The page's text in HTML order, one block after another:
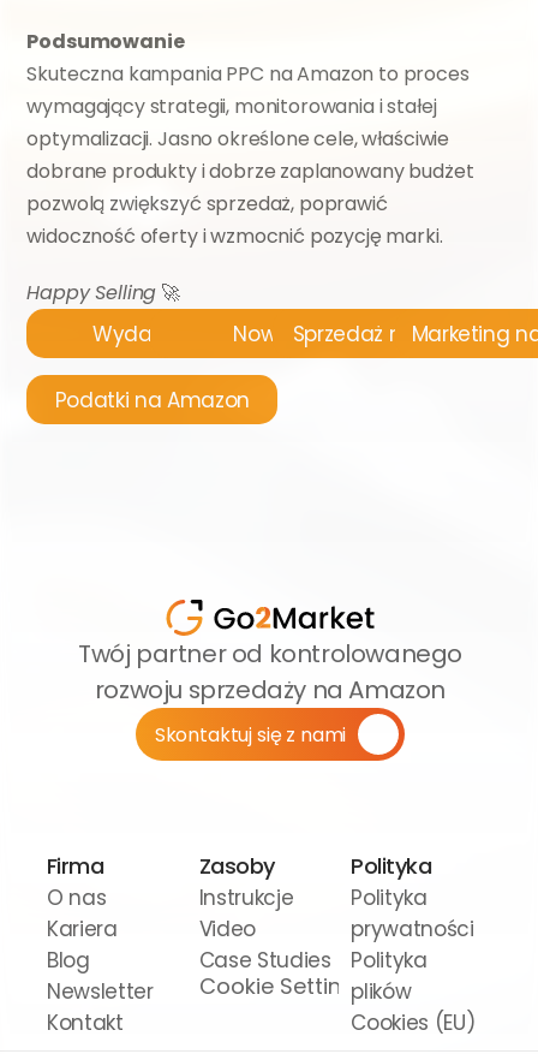
Podsumowanie
Skuteczna kampania PPC na Amazon to proces
wymagający strategii, monitorowania i stałej
optymalizacji. Jasno określone cele, właściwie
dobrane produkty i dobrze zaplanowany budżet
pozwolą zwiększyć sprzedaż, poprawić
widoczność oferty i wzmocnić pozycję marki.
Happy Selling 🚀
Wydarzenia NowościSprzedaż na Amazon
Marketing
Podatki na Amazon
Twój partner od kontrolowanego
rozwoju sprzedaży na Amazon
Skontaktuj się z nami
Firma
O nas
Kariera
Blog
Newsletter
Kontakt
Zasoby
Instrukcje
Video
Case Studies
Cookie Settings
Polityka
Polityka
prywatności
Polityka
plików
Cookies (EU)